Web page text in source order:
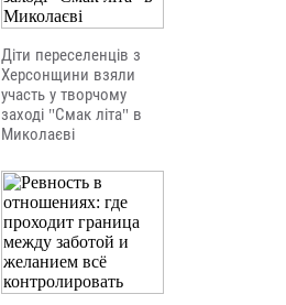
Діти переселенців з
Херсонщини взяли
участь у творчому
заході "Смак літа" в
Миколаєві